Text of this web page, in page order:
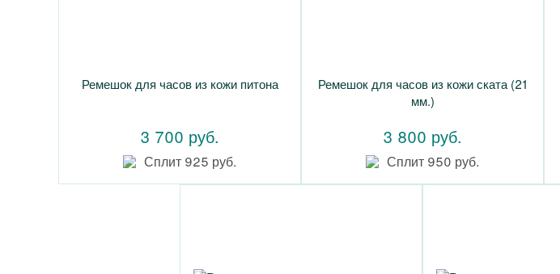
Ремешок для часов из кожи питона
3 700 руб.
Сплит 925 руб.
Ремешок для часов из кожи ската (21
мм.)
3 800 руб.
Сплит 950 руб.